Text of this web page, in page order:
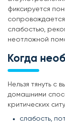
фиксируется
слабостью,
неотложной
Когда
Нельзя тянуть с
домашними
критических
слабость,